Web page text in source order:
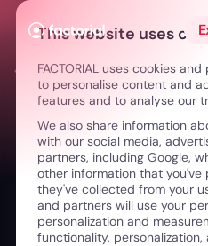
Ir para o conteúdo
← Liderar a mudança:
This website uses
FACTORIAL uses cookies
to personalise content and
features and to analyse our
We also share information
with our social media,
partners, including Google,
other information that
they've collected from your
and partners will use your
personalization and
functionality,